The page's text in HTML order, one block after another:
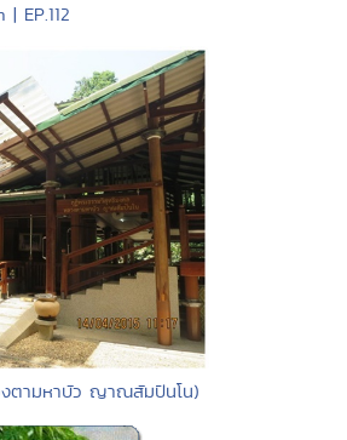
EP.112
ตามหาบัว ญาณสัมปันโน)